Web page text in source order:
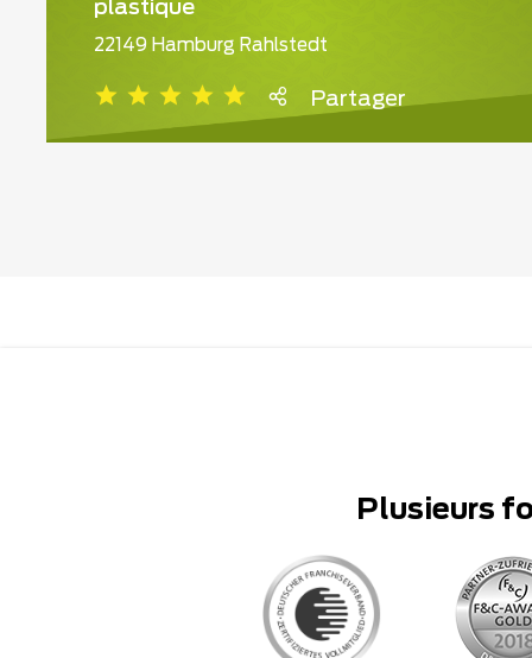
plastique
22149 Hamburg Rahlstedt
Partager
Plusieurs